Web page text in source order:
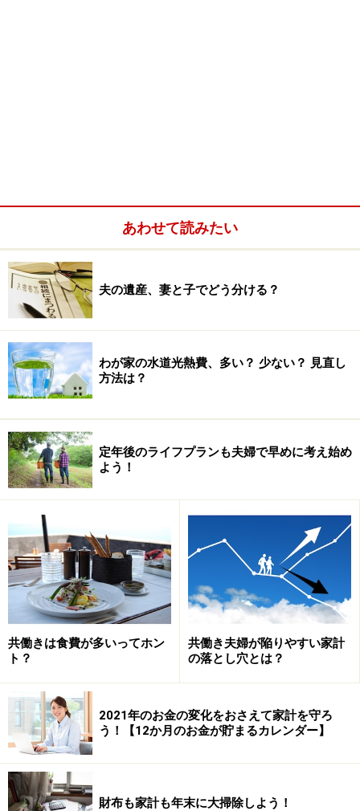
あわせて読みたい
夫の遺産、妻と子でどう分ける？
わが家の水道光熱費、多い？ 少ない？ 見直し
方法は？
定年後のライフプランも夫婦で早めに考え始め
よう！
共働きは食費が多いってホン
ト？
共働き夫婦が陥りやすい家計
の落とし穴とは？
2021年のお金の変化をおさえて家計を守ろ
う！【12か月のお金が貯まるカレンダー】
財布も家計も年末に大掃除しよう！